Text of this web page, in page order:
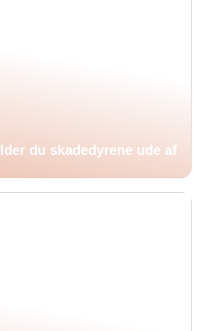
du skadedyrene ude af